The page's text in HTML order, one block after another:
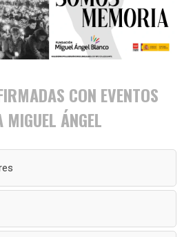
CON EVENTOS
MIGUEL ÁNGEL